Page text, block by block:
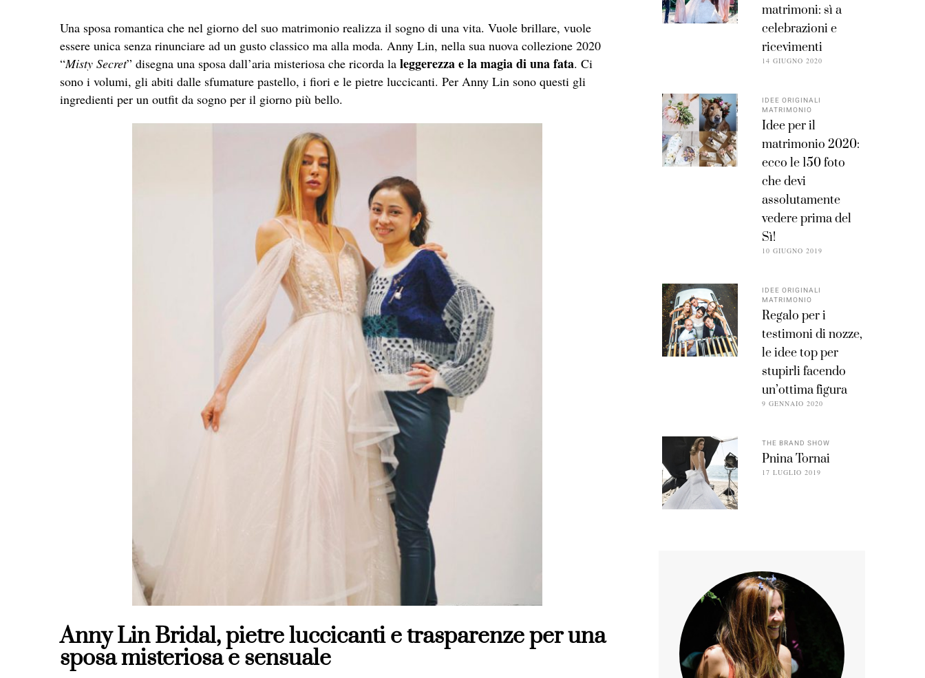
Una sposa romantica che nel giorno del suo matrimonio realizza il sogno di una vita. Vuole brillare, vuole
essere unica senza rinunciare ad un gusto classico ma alla moda. Anny Lin, nella sua nuova collezione 2020
“Misty Secret” disegna una sposa dall’aria misteriosa che ricorda la leggerezza e la magia di una fata. Ci
sono i volumi, gli abiti dalle sfumature pastello, i fiori e le pietre luccicanti. Per Anny Lin sono questi gli
ingredienti per un outfit da sogno per il giorno più bello.
Anny Lin Bridal, pietre luccicanti e trasparenze per una
sposa misteriosa e sensuale
matrimoni: sì a
celebrazioni e
ricevimenti
14 GIUGNO 2020
IDEE ORIGINALI
MATRIMONIO
Idee per il
matrimonio 2020:
ecco le 150 foto
che devi
assolutamente
vedere prima del
Sì!
10 GIUGNO 2019
IDEE ORIGINALI
MATRIMONIO
Regalo per i
testimoni di nozze,
le idee top per
stupirli facendo
un’ottima figura
9 GENNAIO 2020
THE BRAND SHOW
Pnina Tornai
17 LUGLIO 2019